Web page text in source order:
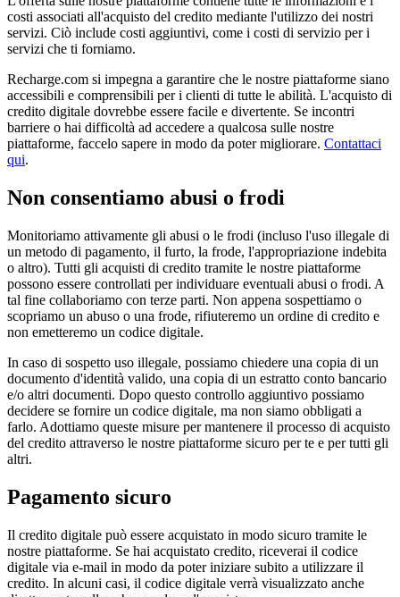
costi associati all'acquisto del credito mediante l'utilizzo dei nostri
servizi. Ciò include costi aggiuntivi, come i costi di servizio per i
servizi che ti forniamo.
Recharge.com si impegna a garantire che le nostre piattaforme siano
accessibili e comprensibili per i clienti di tutte le abilità. L'acquisto di
credito digitale dovrebbe essere facile e divertente. Se incontri
barriere o hai difficoltà ad accedere a qualcosa sulle nostre
piattaforme, faccelo sapere in modo da poter migliorare. Contattaci
qui.
Non consentiamo abusi o frodi
Monitoriamo attivamente gli abusi o le frodi (incluso l'uso illegale di
un metodo di pagamento, il furto, la frode, l'appropriazione indebita
o altro). Tutti gli acquisti di credito tramite le nostre piattaforme
possono essere controllati per individuare eventuali abusi o frodi. A
tal fine collaboriamo con terze parti. Non appena sospettiamo o
scopriamo un abuso o una frode, rifiuteremo un ordine di credito e
non emetteremo un codice digitale.
In caso di sospetto uso illegale, possiamo chiedere una copia di un
documento d'identità valido, una copia di un estratto conto bancario
e/o altri documenti. Dopo questo controllo aggiuntivo possiamo
decidere se fornire un codice digitale, ma non siamo obbligati a
farlo. Adottiamo queste misure per mantenere il processo di acquisto
del credito attraverso le nostre piattaforme sicuro per te e per tutti gli
altri.
Pagamento sicuro
Il credito digitale può essere acquistato in modo sicuro tramite le
nostre piattaforme. Se hai acquistato credito, riceverai il codice
digitale via e-mail in modo da poter iniziare subito a utilizzare il
credito. In alcuni casi, il codice digitale verrà visualizzato anche